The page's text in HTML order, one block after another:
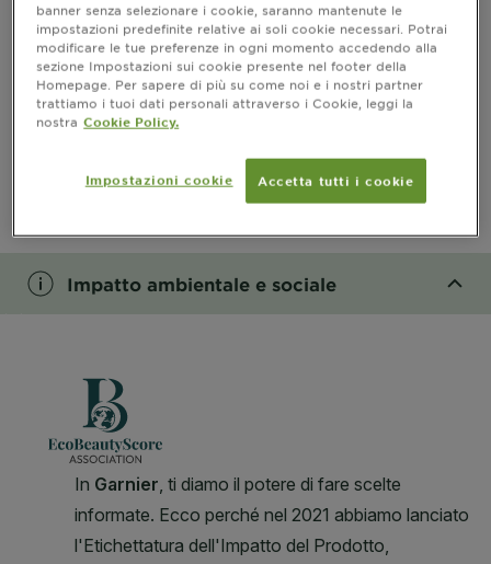
CLOSE SUBPANEL
Ingredienti
CLOSE SUBPANEL
PRECAUZIONI D’USO
Impatto ambientale e sociale
banner senza selezionare i cookie, saranno mantenute le
impostazioni predefinite relative ai soli cookie necessari. Potrai
modificare le tue preferenze in ogni momento accedendo alla
sezione Impostazioni sui cookie presente nel footer della
Homepage. Per sapere di più su come noi e i nostri partner
trattiamo i tuoi dati personali attraverso i Cookie, leggi la
nostra Cookie Policy.
Impostazioni cookie Accetta tutti i cookie